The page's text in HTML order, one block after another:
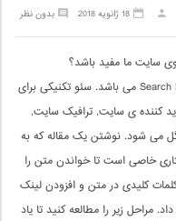
بدون نظر 18 ژانویه 2018
سایت ما مفید باشد؟
SEO در واقع مخفف کلمه ی Search Engine Optimization می باشد. سئو تکنیکی برای
کننده ی سایت, ترافیک سایت,
می شود. نوشتن یک مقاله که به
خاصی است تا خواندن متن را
کلیدی در متن و افزودن لینک
مراحل زیر را مطالعه کنید تا یاد